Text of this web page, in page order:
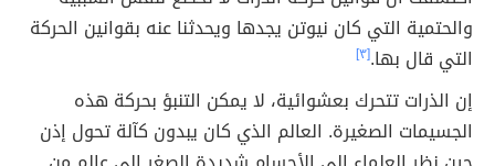
والحتمية التي كان نيوتن يجدها ويحدثنا عنه بقوانين الحركة
التي قال بها.[٣]
إن الذرات تتحرك بعشوائية، لا يمكن التنبؤ بحركة هذه
الجسيمات الصغيرة. العالم الذي كان يبدون كآلة تحول إذن